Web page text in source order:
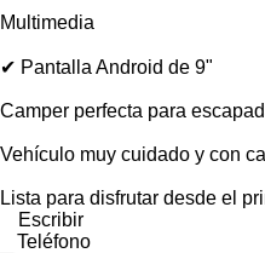
Multimedia
✔ Pantalla Android de 9"
Camper perfecta para
Vehículo muy cuidado y con
Lista para disfrutar desde el
Escribir
Teléfono